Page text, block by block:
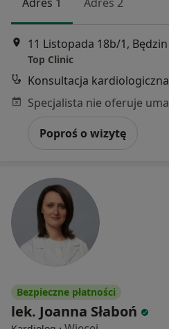
11 Listopada 18b/1, Będzin
Top Clinic
Konsultacja kardiologiczna
Poproś o wizytę
Bezpieczne płatności
lek. Joanna Słaboń